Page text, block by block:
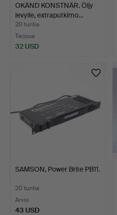
OKÄND KONSTNÄR. Öljy
levylle, extraputkimo…
20 tuntia
Tarjous
32 USD
SAMSON, Power Brite PB11.
20 tuntia
Arvio
43 USD